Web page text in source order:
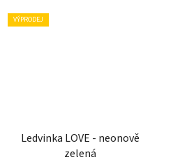
VÝPRODEJ
Ledvinka LOVE - neonově
zelená